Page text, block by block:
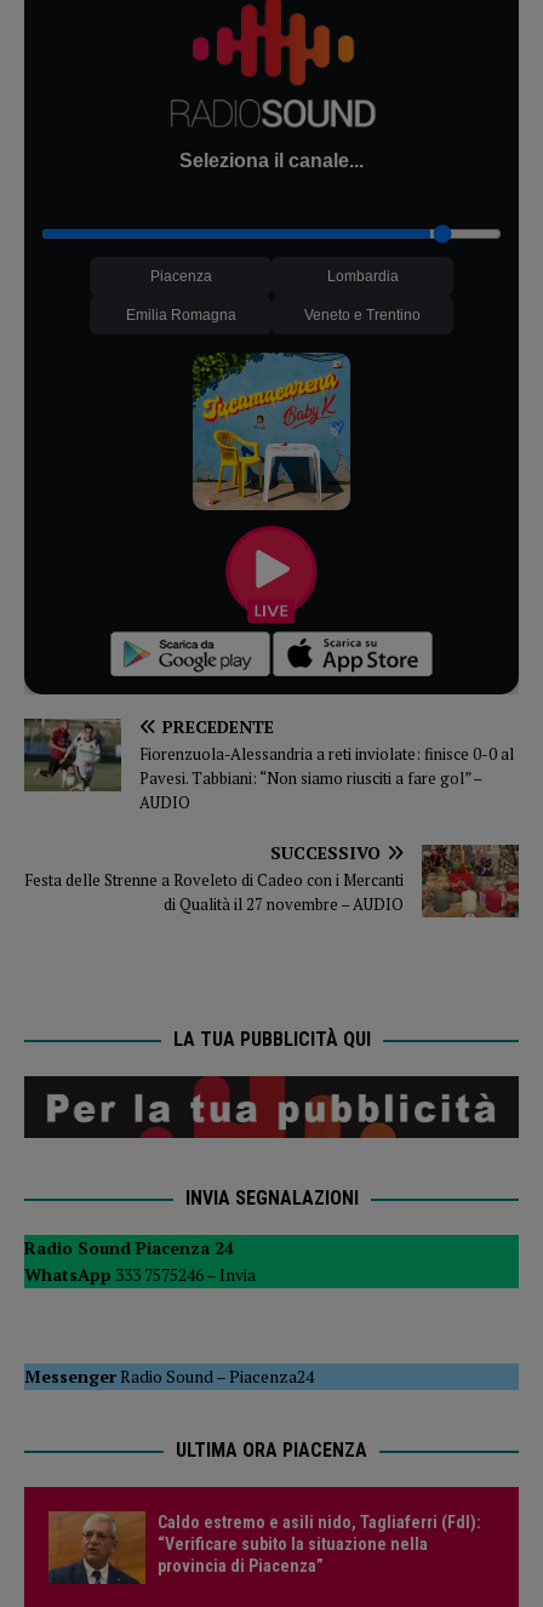
Seleziona il canale...
Piacenza Lombardia
Emilia Romagna Veneto e Trentino
PRECEDENTE
Fiorenzuola-Alessandria a reti inviolate: finisce 0-0 al
Pavesi. Tabbiani: “Non siamo riusciti a fare gol” –
AUDIO
SUCCESSIVO
Festa delle Strenne a Roveleto di Cadeo con i Mercanti
di Qualità il 27 novembre – AUDIO
LA TUA PUBBLICITÀ QUI
INVIA SEGNALAZIONI
Radio Sound Piacenza 24
WhatsApp 333 7575246 – Invia
MessengerRadio Sound –Piacenza24
ULTIMA ORA PIACENZA
Caldo estremo e asili nido, Tagliaferri (FdI):
“Verificare subito la situazione nella
provincia di Piacenza”